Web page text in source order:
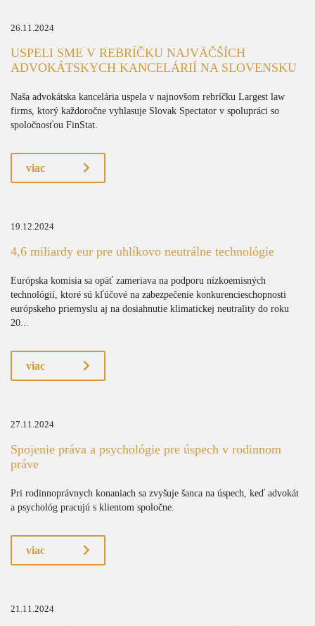
26.11.2024
USPELI SME V REBRÍČKU NAJVÄČŠÍCH
ADVOKÁTSKYCH KANCELÁRIÍ NA SLOVENSKU
Naša advokátska kancelária uspela v najnovšom rebríčku Largest law
firms, ktorý každoročne vyhlasuje Slovak Spectator v spolupráci so
spoločnosťou FinStat.
viac
19.12.2024
4,6 miliardy eur pre uhlíkovo neutrálne technológie
Európska komisia sa opäť zameriava na podporu nízkoemisných
technológií, ktoré sú kľúčové na zabezpečenie konkurencieschopnosti
európskeho priemyslu aj na dosiahnutie klimatickej neutrality do roku
20...
viac
27.11.2024
Spojenie práva a psychológie pre úspech v rodinnom
práve
Pri rodinnoprávnych konaniach sa zvyšuje šanca na úspech, keď advokát
a psychológ pracujú s klientom spoločne.
viac
21.11.2024